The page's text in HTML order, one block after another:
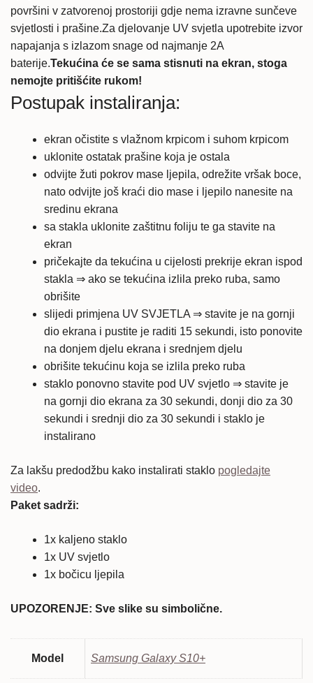
površini v zatvorenoj prostoriji gdje nema izravne sunčeve
svjetlosti i prašine.Za djelovanje UV svjetla upotrebite izvor
napajanja s izlazom snage od najmanje 2A
baterije.Tekućina će se sama stisnuti na ekran, stoga
nemojte pritišćite rukom!
Postupak instaliranja:
ekran očistite s vlažnom krpicom i suhom krpicom
uklonite ostatak prašine koja je ostala
odvijte žuti pokrov mase ljepila, odrežite vršak boce,
nato odvijte još kraći dio mase i ljepilo nanesite na
sredinu ekrana
sa stakla uklonite zaštitnu foliju te ga stavite na
ekran
pričekajte da tekućina u cijelosti prekrije ekran ispod
stakla ⇒ ako se tekućina izlila preko ruba, samo
obrišite
slijedi primjena UV SVJETLA ⇒ stavite je na gornji
dio ekrana i pustite je raditi 15 sekundi, isto ponovite
na donjem djelu ekrana i srednjem djelu
obrišite tekućinu koja se izlila preko ruba
staklo ponovno stavite pod UV svjetlo ⇒ stavite je
na gornji dio ekrana za 30 sekundi, donji dio za 30
sekundi i srednji dio za 30 sekundi i staklo je
instalirano
Za lakšu predodžbu kako instalirati staklo pogledajte
video.
Paket sadrži:
1x kaljeno staklo
1x UV svjetlo
1x bočicu ljepila
UPOZORENJE: Sve slike su simbolične.
Model Samsung Galaxy S10+